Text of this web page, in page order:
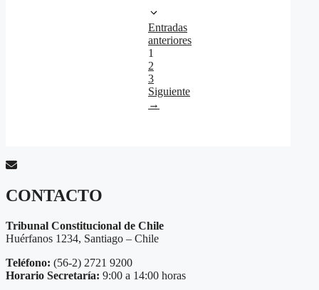
Entradas
anteriores
Página
1
Página
2
Página
3
Siguiente
→
CONTACTO
Tribunal Constitucional de Chile
Huérfanos 1234, Santiago – Chile
Teléfono: (56-2) 2721 9200
Horario Secretaría: 9:00 a 14:00 horas